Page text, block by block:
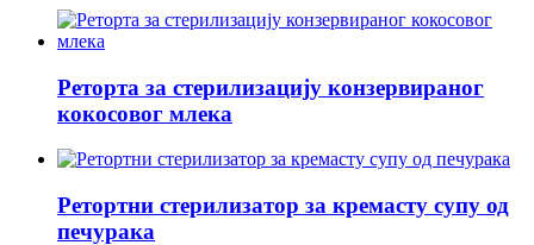
Реторта за стерилизацију конзервираног
кокосовог млека
Ретортни стерилизатор за кремасту супу од
печурака